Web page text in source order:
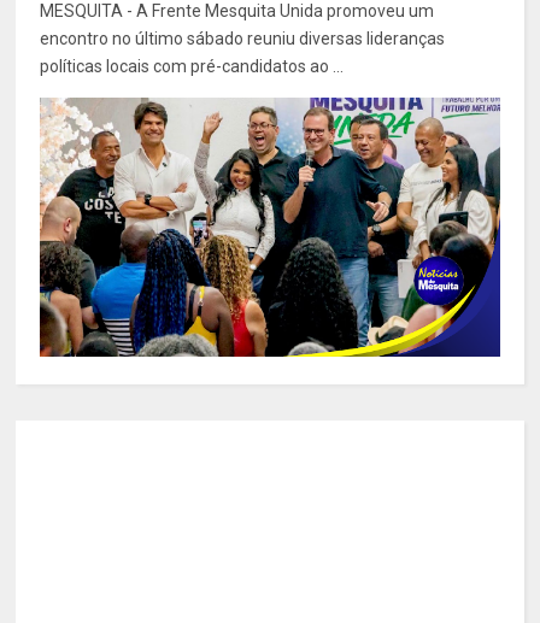
MESQUITA - A Frente Mesquita Unida promoveu um
encontro no último sábado reuniu diversas lideranças
políticas locais com pré-candidatos ao ...